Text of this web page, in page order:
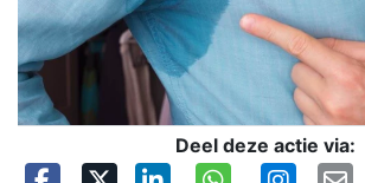
Deel deze actie via: